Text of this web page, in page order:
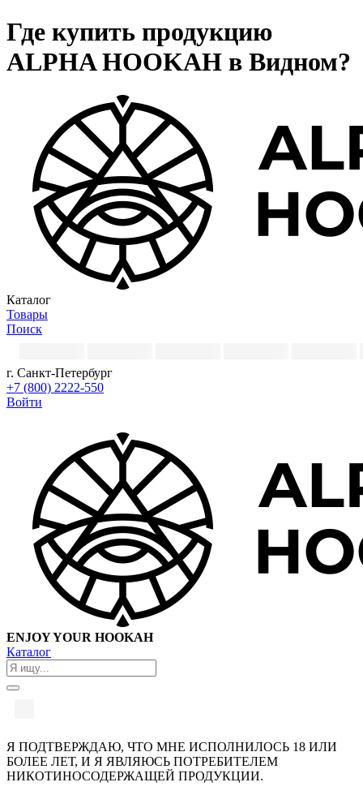
Где купить продукцию
ALPHA HOOKAH в Видном?
Каталог
Товары
Поиск
г. Санкт-Петербург
+7 (800) 2222-550
Войти
ENJOY YOUR HOOKAH
Каталог
Я ПОДТВЕРЖДАЮ, ЧТО МНЕ ИСПОЛНИЛОСЬ 18 ИЛИ
БОЛЕЕ ЛЕТ, И Я ЯВЛЯЮСЬ ПОТРЕБИТЕЛЕМ
НИКОТИНОСОДЕРЖАЩЕЙ ПРОДУКЦИИ.